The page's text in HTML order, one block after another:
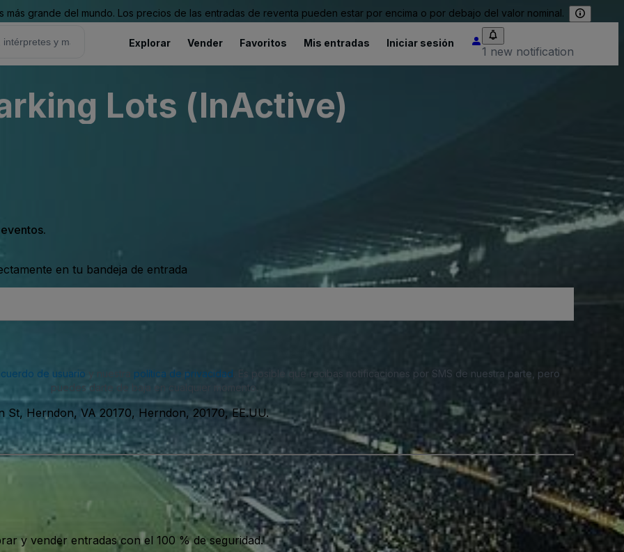
grande del mundo. Los precios de las entradas de reventa pueden estar por encima o por debajo del valor nominal.
Explorar Vender Favoritos Mis entradas Iniciar sesión
1 new notification
Lots (InActive)
en tu bandeja de entrada
de usuario política de privacidad
. Es posible que recibas notificaciones por SMS de nuestra parte, pero
puedes darte de baja en cualquier momento.
St, Herndon, VA 20170, Herndon, 20170, EE.UU.
y vender entradas con el 100 % de seguridad.